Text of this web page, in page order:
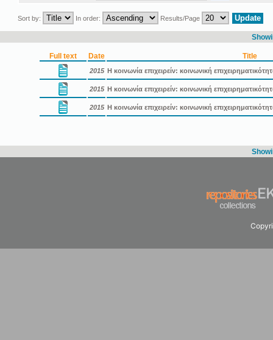
Sort by: In order: Results/Page
Full text Date Title
2015 Η κοινωνία επιχειρείν: κοινωνική
2015 Η κοινωνία επιχειρείν: κοινωνική
2015 Η κοινωνία επιχειρείν: κοινωνική